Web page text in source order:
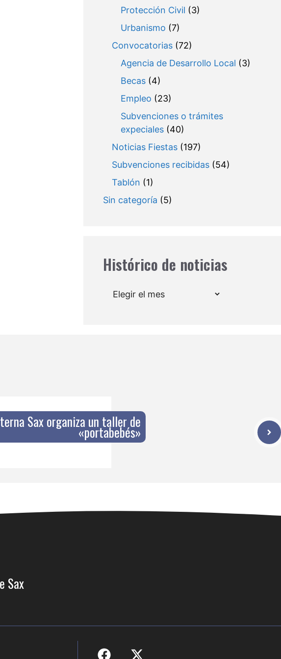
Protección Civil (3)
Urbanismo (7)
Convocatorias(72)
Agencia de Desarrollo Local (3)
Becas(4)
Empleo (23)
Subvenciones o trámites
expeciales(40)
Noticias Fiestas(197)
Subvenciones recibidas(54)
Tablón (1)
Sin categoría (5)
Histórico de noticias
Archivos
Sax organiza un taller de
«portabebés»
Sax